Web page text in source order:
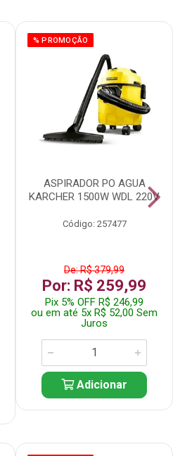
% PROMOÇÃO
ASPIRADOR PO AGUA
KARCHER 1500W WDL 220V
Código: 257477
De: R$ 379,99
Por: R$ 259,99
Pix 5% OFF R$ 246,99
ou em até 5x R$ 52,00 Sem
Juros
Adicionar